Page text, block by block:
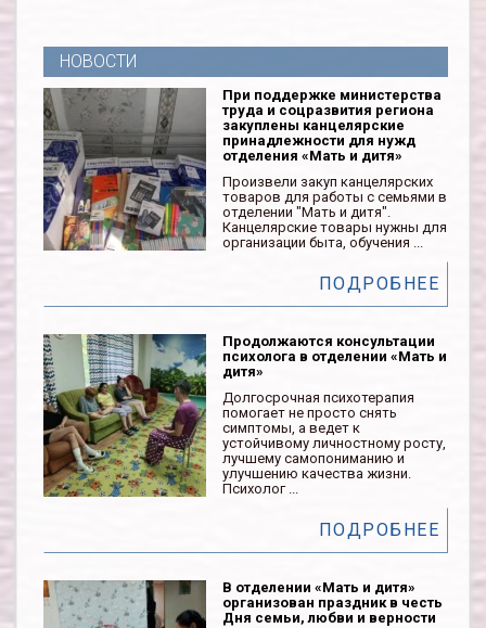
НОВОСТИ
При поддержке министерства
труда и соцразвития региона
закуплены канцелярские
принадлежности для нужд
отделения «Мать и дитя»
Произвели закуп канцелярских
товаров для работы с семьями в
отделении "Мать и дитя".
Канцелярские товары нужны для
организации быта, обучения ...
ПОДРОБНЕЕ
Продолжаются консультации
психолога в отделении «Мать и
дитя»
Долгосрочная психотерапия
помогает не просто снять
симптомы, а ведет к
устойчивому личностному росту,
лучшему самопониманию и
улучшению качества жизни.
Психолог ...
ПОДРОБНЕЕ
В отделении «Мать и дитя»
организован праздник в честь
Дня семьи, любви и верности